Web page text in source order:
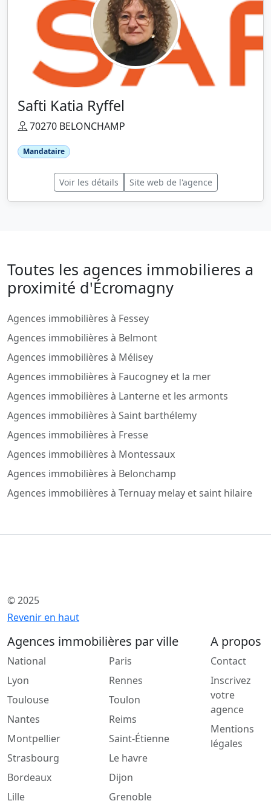
Safti Katia Ryffel
70270 BELONCHAMP
Mandataire
Voir les détails Site web de l'agence
Toutes les agences immobilieres a
proximité d'Écromagny
Agences immobilières à Fessey
Agences immobilières à Belmont
Agences immobilières à Mélisey
Agences immobilières à Faucogney et la mer
Agences immobilières à Lanterne et les armonts
Agences immobilières à Saint barthélemy
Agences immobilières à Fresse
Agences immobilières à Montessaux
Agences immobilières à Belonchamp
Agences immobilières à Ternuay melay et saint hilaire
© 2025
Revenir en haut
Agences immobilières par ville
National
Lyon
Toulouse
Nantes
Montpellier
Strasbourg
Bordeaux
Lille
Paris
Rennes
Toulon
Reims
Saint-Étienne
Le havre
Dijon
Grenoble
A propos
Contact
Inscrivez
votre
agence
Mentions
légales